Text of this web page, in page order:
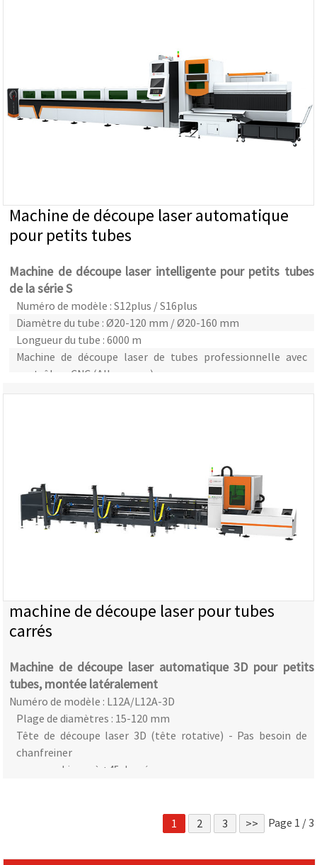
Machine de découpe laser automatique
pour petits tubes
Machine de découpe laser intelligente pour petits tubes
de la série S
Numéro de modèle : S12plus / S16plus
Diamètre du tube : Ø20-120 mm / Ø20-160 mm
Longueur du tube : 6000 m
Machine de découpe laser de tubes professionnelle avec
contrôleur CNC (Allemagne)
machine de découpe laser pour tubes
carrés
Machine de découpe laser automatique 3D pour petits
tubes, montée latéralement
Numéro de modèle : L12A/L12A-3D
Plage de diamètres : 15-120 mm
Tête de découpe laser 3D (tête rotative) - Pas besoin de
chanfreiner
coupe en biseau à ±45 degrés
1 2 3 >> Page 1 / 3